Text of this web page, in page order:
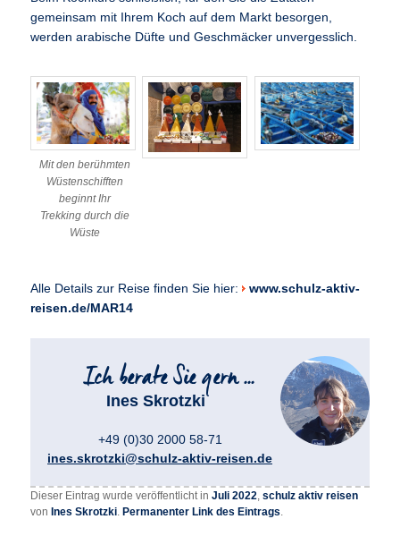
gemeinsam mit Ihrem Koch auf dem Markt besorgen,
werden arabische Düfte und Geschmäcker unvergesslich.
Mit den berühmten
Wüstenschifften
beginnt Ihr
Trekking durch die
Wüste
Alle Details zur Reise finden Sie hier: www.schulz-aktiv-
reisen.de/MAR14
Ines Skrotzki
+49 (0)30 2000 58-71
ines.skrotzki@schulz-aktiv-reisen.de
Dieser Eintrag wurde veröffentlicht inJuli 2022,schulz aktiv reisen
von Ines Skrotzki. Permanenter Link des Eintrags.